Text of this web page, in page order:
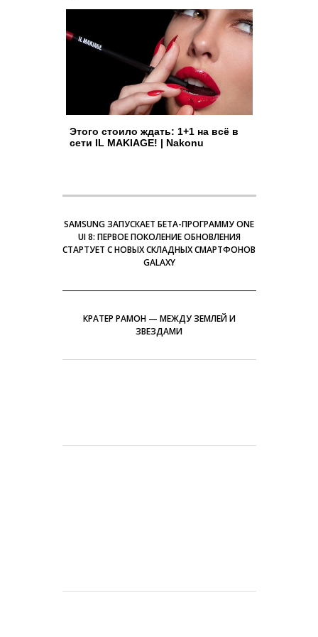
Этого стоило ждать: 1+1 на всё в
сети IL MAKIAGE! | Nakonu
SAMSUNG ЗАПУСКАЕТ БЕТА-ПРОГРАММУ ONE
UI 8: ПЕРВОЕ ПОКОЛЕНИЕ ОБНОВЛЕНИЯ
СТАРТУЕТ С НОВЫХ СКЛАДНЫХ СМАРТФОНОВ
GALAXY
КРАТЕР РАМОН — МЕЖДУ ЗЕМЛЕЙ И
ЗВЕЗДАМИ